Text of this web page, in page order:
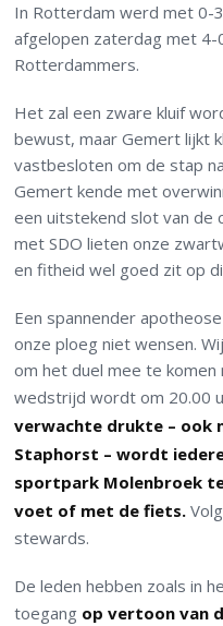
In Rotterdam werd met 0-
afgelopen zaterdag met
Rotterdammers.
Het zal een zware kluif
bewust, maar Gemert lijkt
vastbesloten om de stap
Gemert kende met
een uitstekend slot van de
met SDO lieten onze
en fitheid wel goed zit op
Een spannender
onze ploeg niet wensen.
om het duel mee te komen
wedstrijd wordt om 20.00
verwachte drukte – ook
Staphorst – wordt
sportpark Molenbroek
voet of met de fiets.
stewards.
De leden hebben zoals in
toegang op vertoon van